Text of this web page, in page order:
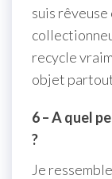
suis rêveuse
recycle
objet
6 – A quel
?
Je